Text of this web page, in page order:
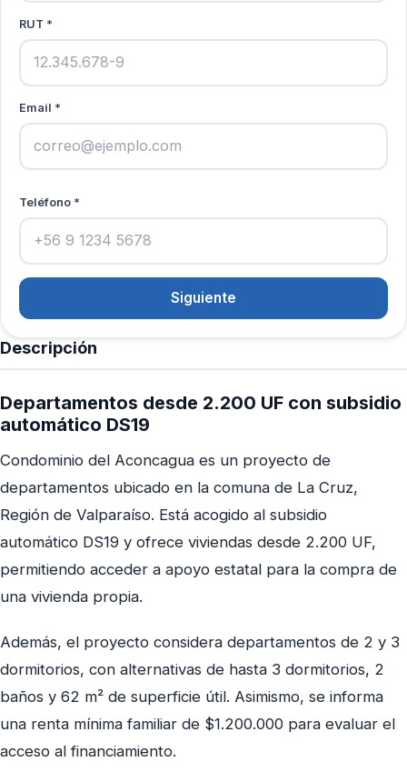
Descripción
Departamentos desde 2.200 UF con subsidio
automático DS19
Condominio del Aconcagua es un proyecto de
departamentos ubicado en la comuna de La Cruz,
Región de Valparaíso. Está acogido al subsidio
automático DS19 y ofrece viviendas desde 2.200 UF,
permitiendo acceder a apoyo estatal para la compra de
una vivienda propia.
Además, el proyecto considera departamentos de 2 y 3
dormitorios, con alternativas de hasta 3 dormitorios, 2
baños y 62 m² de superficie útil. Asimismo, se informa
una renta mínima familiar de $1.200.000 para evaluar el
acceso al financiamiento.
RUT *
Email *
Teléfono *
Siguiente